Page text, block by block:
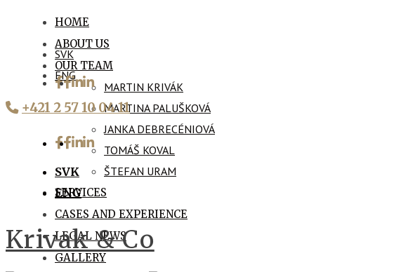
HOME
ABOUT US
OUR TEAM
MARTIN KRIVÁK
MARTINA PALUŠKOVÁ
JANKA DEBRECÉNIOVÁ
TOMÁŠ KOVAL
ŠTEFAN URAM
SERVICES
CASES AND EXPERIENCE
LEGAL NEWS
GALLERY
SVK
ENG
+421 2 57 10 04 11
SVK
ENG
Krivak & Co